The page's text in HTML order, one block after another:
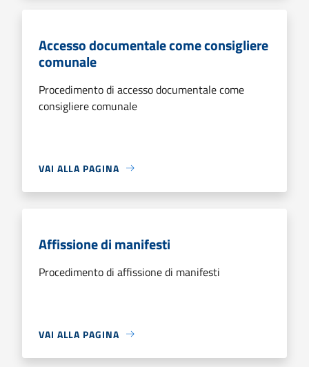
Accesso documentale come consigliere
comunale
Procedimento di accesso documentale come
consigliere comunale
VAI ALLA PAGINA
Affissione di manifesti
Procedimento di affissione di manifesti
VAI ALLA PAGINA